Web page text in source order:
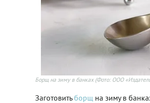
Борщ на зиму в банках(Фото: ООО
Заготовитьборщ на зиму в